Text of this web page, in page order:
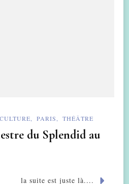
PARIS THÉÂTRE
du Splendid au
la suite est juste là....